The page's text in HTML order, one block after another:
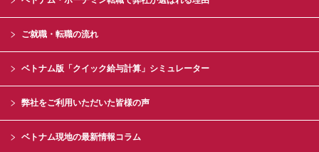
ご就職・転職の流れ
ベトナム版「クイック給与計算」シミュレーター
弊社をご利用いただいた皆様の声
ベトナム現地の最新情報コラム